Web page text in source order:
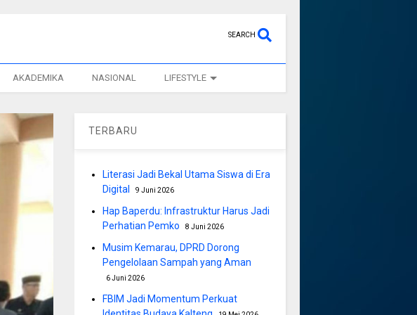
SEARCH
AKADEMIKA NASIONAL LIFESTYLE
TERBARU
Literasi Jadi Bekal Utama Siswa di Era
Digital
9 Juni 2026
Hap Baperdu: Infrastruktur Harus Jadi
Perhatian Pemko
8 Juni 2026
Musim Kemarau, DPRD Dorong
Pengelolaan Sampah yang Aman
6 Juni 2026
FBIM Jadi Momentum Perkuat